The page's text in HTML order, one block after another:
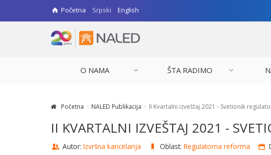
Početna Srpski English
O NAMA ŠTA RADIMO
Početna NALED Publikacija II Kvartalni izveštaj 2021 - Svetionik
II KVARTALNI IZVEŠTAJ 2021 -
Autor:Izvršna kancelarija Oblast:Regulatorna reforma